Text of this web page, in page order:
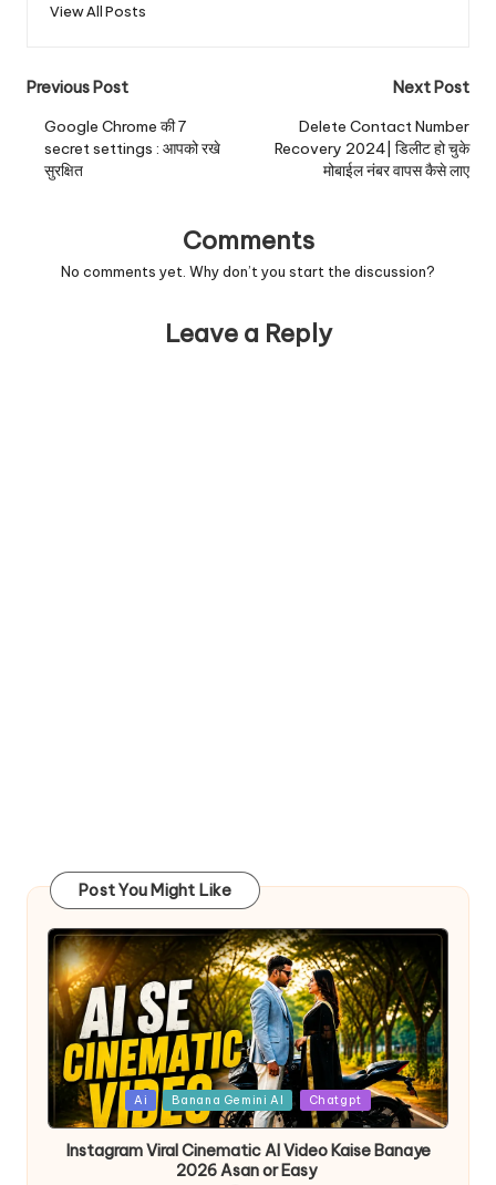
View All Posts
Previous Post
Google Chrome की 7
secret settings : आपको रखे
सुरक्षित
Next Post
Delete Contact Number
Recovery 2024| डिलीट हो चुके
मोबाईल नंबर वापस कैसे लाए
Comments
No comments yet. Why don’t you start the discussion?
Leave a Reply
Post You Might Like
Ai Banana Gemini AI Chatgpt
Instagram Viral Cinematic AI Video Kaise Banaye
2026 Asan or Easy